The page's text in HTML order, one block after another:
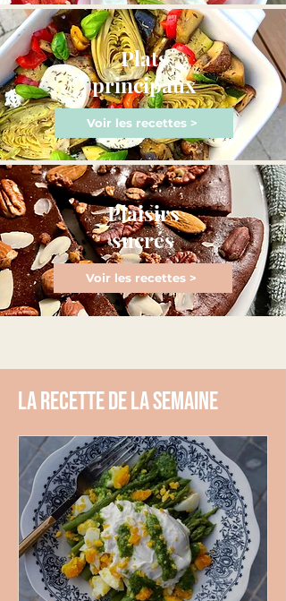
Plats
principaux
Voir les recettes >
Plaisirs
sucrés
Voir les recettes >
La recette de la semaine